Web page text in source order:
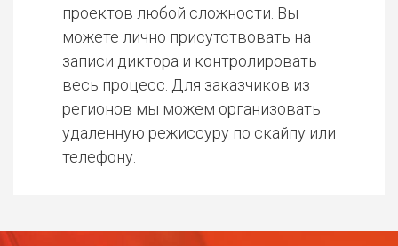
проектов любой сложности. Вы
можете лично присутствовать на
записи диктора и контролировать
весь процесс. Для заказчиков из
регионов мы можем организовать
удаленную режиссуру по скайпу или
телефону.